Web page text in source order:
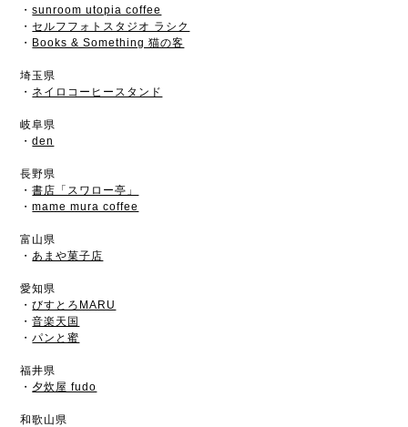
・sunroom utopia coffee
・セルフフォトスタジオ ラシク
・ Books & Something 猫の客
埼玉県
・ ネイロコーヒースタンド
岐阜県
・den
長野県
・書店「スワロー亭」
・mame mura coffee
富山県
・ あまや菓子店
愛知県
・びすとろMARU
・音楽天国
・パンと蜜
福井県
・ 夕炊屋 fudo
和歌山県